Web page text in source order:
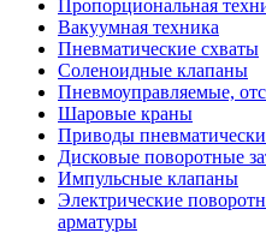
Пропорциональная
Вакуумная техника
Пневматические схваты
Соленоидные клапаны
Пневмоуправляемые,
Шаровые краны
Приводы
Дисковые поворотные
Импульсные клапаны
Электрические
арматуры